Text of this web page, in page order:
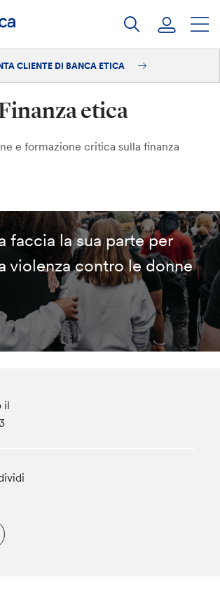
CLIENTE DI BANCA ETICA
etica
e formazione critica sulla finanza
faccia la sua parte per
violenza contro le donne
il